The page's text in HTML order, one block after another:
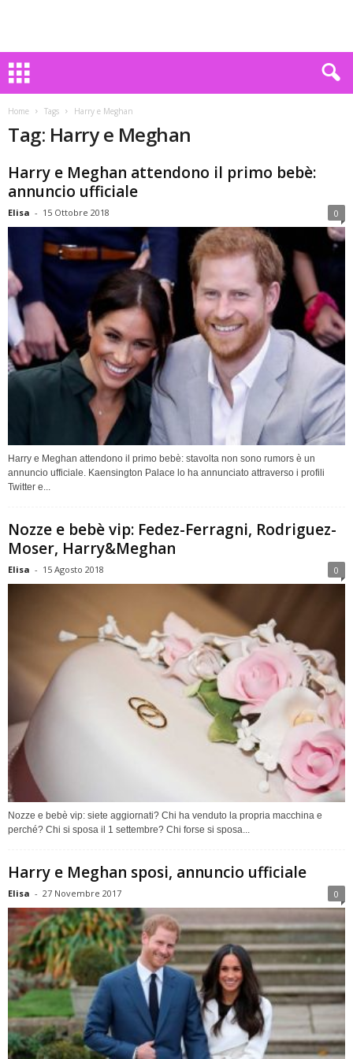
Home Tags Harry e Meghan
Tag: Harry e Meghan
Harry e Meghan attendono il primo bebè:
annuncio ufficiale
Elisa - 15 Ottobre 2018 0
Harry e Meghan attendono il primo bebè: stavolta non sono rumors è un
annuncio ufficiale. Kaensington Palace lo ha annunciato attraverso i profili
Twitter e...
Nozze e bebè vip: Fedez-Ferragni, Rodriguez-
Moser, Harry&Meghan
Elisa - 15 Agosto 2018 0
Nozze e bebè vip: siete aggiornati? Chi ha venduto la propria macchina e
perché? Chi si sposa il 1 settembre? Chi forse si sposa...
Harry e Meghan sposi, annuncio ufficiale
Elisa - 27 Novembre 2017 0